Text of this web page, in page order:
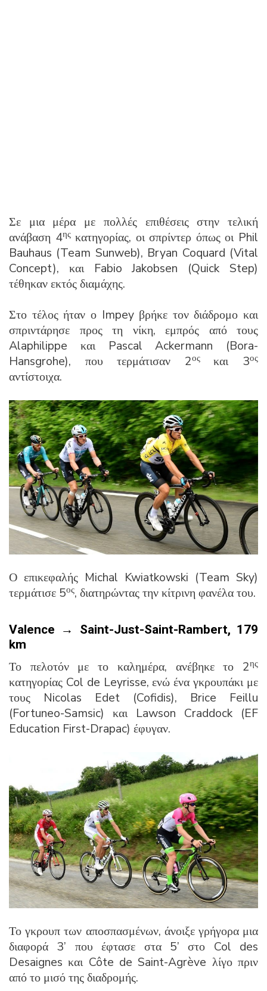
Σε μια μέρα με πολλές επιθέσεις στην τελική
ανάβαση 4ηςκατηγορίας, οι σπρίντερ όπως οι Phil
Bauhaus (Team Sunweb), Bryan Coquard (Vital
Concept), και Fabio Jakobsen (Quick Step)
τέθηκαν εκτός διαμάχης.
Στο τέλος ήταν ο Impey βρήκε τον διάδρομο και
σπριντάρησε προς τη νίκη, εμπρός από τους
Alaphilippe και Pascal Ackermann (Bora-
Hansgrohe), που τερμάτισαν 2οςκαι 3ος
αντίστοιχα.
Ο επικεφαλής Michal Kwiatkowski (Team Sky)
τερμάτισε 5ος, διατηρώντας την κίτρινη φανέλα του.
Valence → Saint-Just-Saint-Rambert, 179
km
Το πελοτόν με το καλημέρα, ανέβηκε το 2ης
κατηγορίας Col de Leyrisse, ενώ ένα γκρουπάκι με
τους Nicolas Edet (Cofidis), Brice Feillu
(Fortuneo-Samsic) και Lawson Craddock (EF
Education First-Drapac) έφυγαν.
Το γκρουπ των αποσπασμένων, άνοιξε γρήγορα μια
διαφορά 3’ που έφτασε στα 5’ στο Col des
Desaignes και Côte de Saint-Agrève λίγο πριν
από το μισό της διαδρομής.